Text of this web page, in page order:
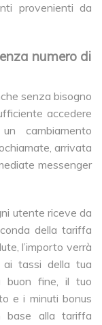
provenienti da
numero di
senza bisogno
accedere
cambiamento
arrivata
messenger
utente riceve da
della tariffa
l’importo verrà
ai tassi della tua
buon fine, il tuo
e i minuti bonus
base alla tariffa